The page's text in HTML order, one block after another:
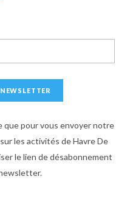
que pour vous envoyer notre
les activités de Havre De
le lien de désabonnement